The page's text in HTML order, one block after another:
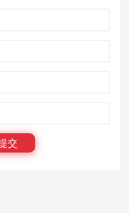
交